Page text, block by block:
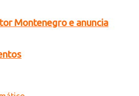
Montenegro e anuncia